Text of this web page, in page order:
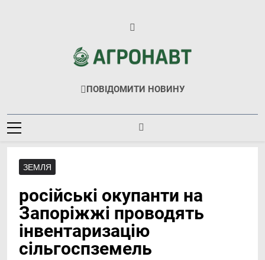
Агронавт
Новини Українського Агробізнесу
ПОВІДОМИТИ НОВИНУ
ЗЕМЛЯ
російські окупанти на
Запоріжжі проводять
інвентаризацію
сільгоспземель